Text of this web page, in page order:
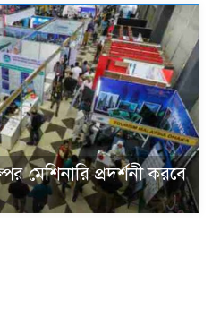
মেশিনারি প্রদর্শনী করবে